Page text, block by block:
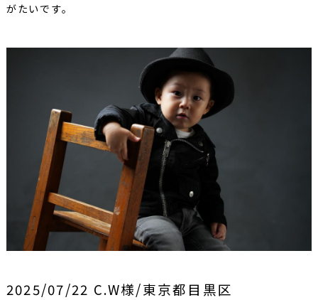
がたいです。
2025/07/22 C.W様/東京都目黒区